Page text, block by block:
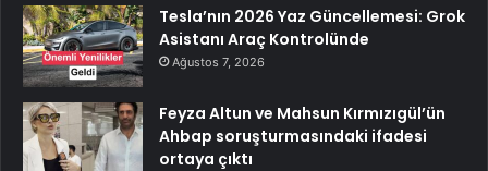
Tesla’nın 2026 Yaz Güncellemesi: Grok
Asistanı Araç Kontrolünde
Ağustos 7, 2026
Feyza Altun ve Mahsun Kırmızıgül’ün
Ahbap soruşturmasındaki ifadesi
ortaya çıktı